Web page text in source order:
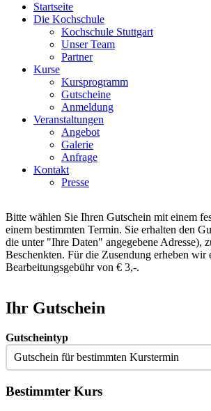
Startseite
Die Kochschule
Kochschule Stuttgart
Unser Team
Partner
Kurse
Kursprogramm
Gutscheine
Anmeldung
Veranstaltungen
Angebot
Galerie
Anfrage
Kontakt
Presse
Bitte wählen Sie Ihren Gutschein mit einem
einem bestimmten Termin. Sie erhalten den
die unter "Ihre Daten" angegebene Adresse),
Beschenkten. Für die Zusendung erheben wir
Bearbeitungsgebühr von € 3,-.
Ihr Gutschein
Gutscheintyp
Gutschein für bestimmten Kurstermin
Bestimmter Kurs